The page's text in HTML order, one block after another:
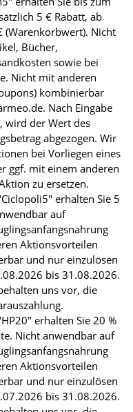
5 € Rabatt, ab
Nicht
Bücher,
sowie bei
Nicht mit anderen
kombinierbar
Nach Eingabe
wird der Wert des
abgezogen. Wir
bei Vorliegen eines
ggf. mit einem anderen
zu ersetzen.
erhalten Sie 5
auf
Aktionsvorteilen
und nur einzulösen
bis 31.08.2026.
uns vor, die
erhalten Sie 20 %
Nicht anwendbar auf
Aktionsvorteilen
und nur einzulösen
bis 31.08.2026.